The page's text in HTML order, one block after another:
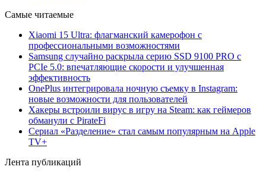
Самые читаемые
Xiaomi 15 Ultra: флагманский камерофон с
профессиональными возможностями
Samsung случайно раскрыла серию SSD 9100 PRO с
PCIe 5.0: впечатляющие скорости и улучшенная
эффективность
OnePlus интегрировала ночную съемку в Instagram:
новые возможности для пользователей
Хакеры встроили вирус в игру на Steam: как геймеров
обманули с PirateFi
Сериал «Разделение» стал самым популярным на Apple
TV+
Лента публикаций